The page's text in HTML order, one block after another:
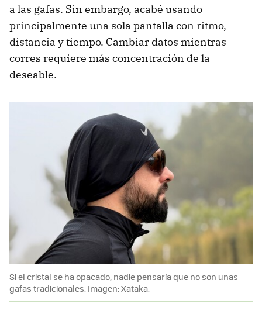
a las gafas. Sin embargo, acabé usando
principalmente una sola pantalla con ritmo,
distancia y tiempo. Cambiar datos mientras
corres requiere más concentración de la
deseable.
Si el cristal se ha opacado, nadie pensaría que no son unas
gafas tradicionales. Imagen: Xataka.